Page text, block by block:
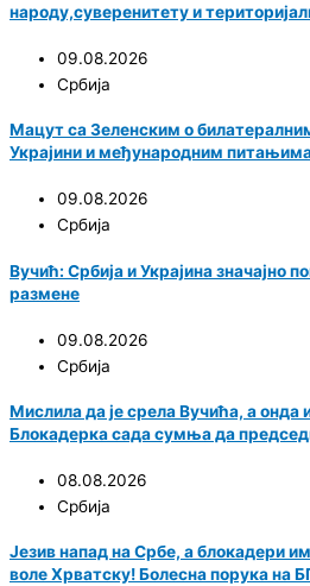
народу,суверенитету и
09.08.2026
Србија
Мацут са Зеленским о
Украјини и међународним
09.08.2026
Србија
Вучић: Србија и Украјина значајно
размене
09.08.2026
Србија
Мислила да је срела Вучића, а онда
Блокадерка сада сумња да
08.08.2026
Србија
Језив напад на Србе, а блокадери
воле Хрватску! Болесна порука на